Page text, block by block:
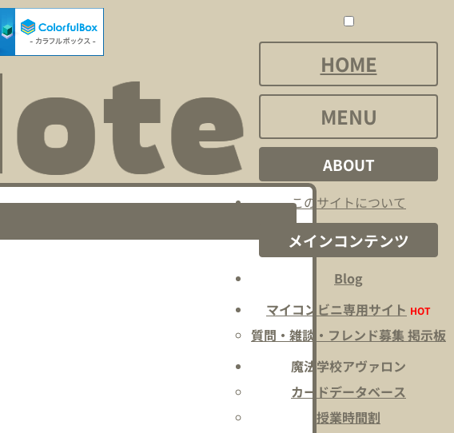
HOME
MENU
ABOUT
このサイトについて
メインコンテンツ
Blog
マイコンビニ専用サイト HOT
質問・雑談・フレンド募集 掲示板
魔法学校アヴァロン
カードデータベース
授業時間割